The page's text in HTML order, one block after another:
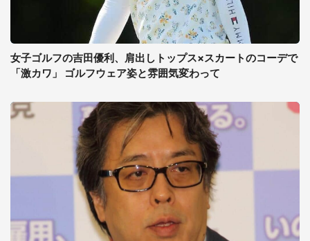
女子ゴルフの吉田優利、肩出しトップス×スカートのコーデで
「激カワ」 ゴルフウェア姿と雰囲気変わって